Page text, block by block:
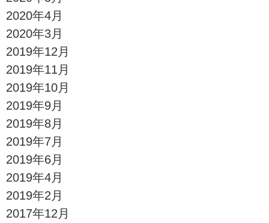
2020年4月
2020年3月
2019年12月
2019年11月
2019年10月
2019年9月
2019年8月
2019年7月
2019年6月
2019年4月
2019年2月
2017年12月